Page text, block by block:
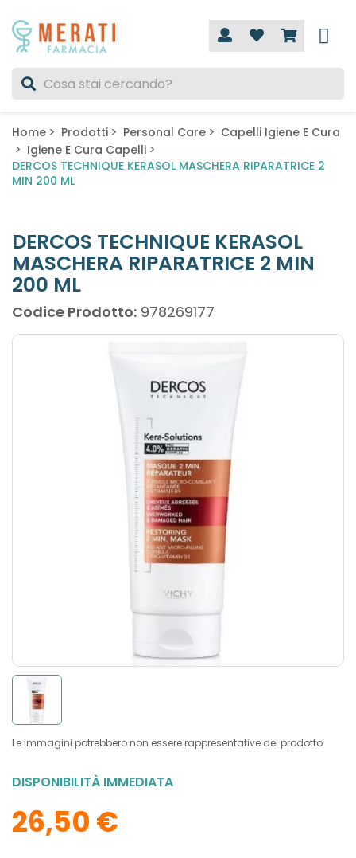
Home Prodotti Personal Care
Capelli Igiene E Cura
Igiene E Cura Capelli
DERCOS TECHNIQUE KERASOL MASCHERA RIPARATRICE 2
MIN 200 ML
DERCOS TECHNIQUE KERASOL
MASCHERA RIPARATRICE 2 MIN
200 ML
Codice Prodotto: 978269177
Le immagini potrebbero non essere rappresentative del prodotto
DISPONIBILITÀ IMMEDIATA
26,50 €